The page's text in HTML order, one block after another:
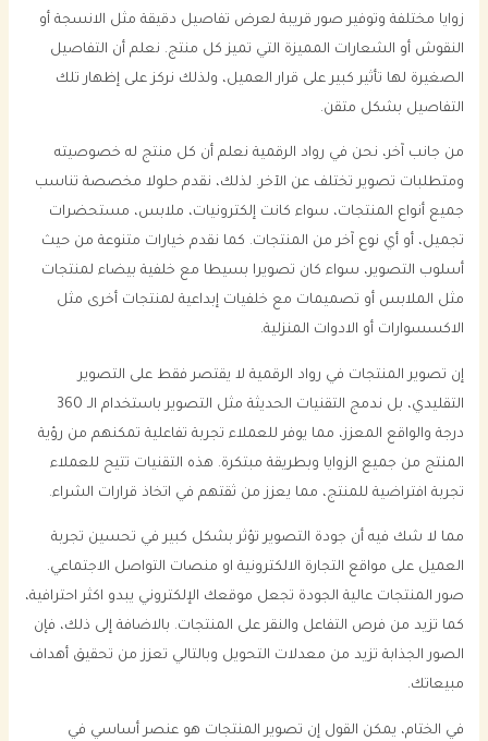
زوايا مختلفة وتوفير صور قريبة لعرض تفاصيل دقيقة مثل الانسجة أو
النقوش أو الشعارات المميزة التي تميز كل منتج. نعلم أن التفاصيل
الصغيرة لها تأثير كبير على قرار العميل، ولذلك نركز على إظهار تلك
التفاصيل بشكل متقن.
من جانب آخر، نحن في رواد الرقمية نعلم أن كل منتج له خصوصيته
ومتطلبات تصوير تختلف عن الآخر. لذلك، نقدم حلولا مخصصة تناسب
جميع أنواع المنتجات، سواء كانت إلكترونيات، ملابس، مستحضرات
تجميل، أو أي نوع آخر من المنتجات. كما نقدم خيارات متنوعة من حيث
أسلوب التصوير، سواء كان تصويرا بسيطا مع خلفية بيضاء لمنتجات
مثل الملابس أو تصميمات مع خلفيات إبداعية لمنتجات أخرى مثل
الاكسسوارات أو الادوات المنزلية.
إن تصوير المنتجات في رواد الرقمية لا يقتصر فقط على التصوير
التقليدي، بل ندمج التقنيات الحديثة مثل التصوير باستخدام الـ 360
درجة والواقع المعزز، مما يوفر للعملاء تجربة تفاعلية تمكنهم من رؤية
المنتج من جميع الزوايا وبطريقة مبتكرة. هذه التقنيات تتيح للعملاء
تجربة افتراضية للمنتج، مما يعزز من ثقتهم في اتخاذ قرارات الشراء.
مما لا شك فيه أن جودة التصوير تؤثر بشكل كبير في تحسين تجربة
العميل على مواقع التجارة الالكترونية او منصات التواصل الاجتماعي.
صور المنتجات عالية الجودة تجعل موقعك الإلكتروني يبدو اكثر احترافية،
كما تزيد من فرص التفاعل والنقر على المنتجات. بالاضافة إلى ذلك، فإن
الصور الجذابة تزيد من معدلات التحويل وبالتالي تعزز من تحقيق أهداف
مبيعاتك.
في الختام، يمكن القول إن تصوير المنتجات هو عنصر أساسي في